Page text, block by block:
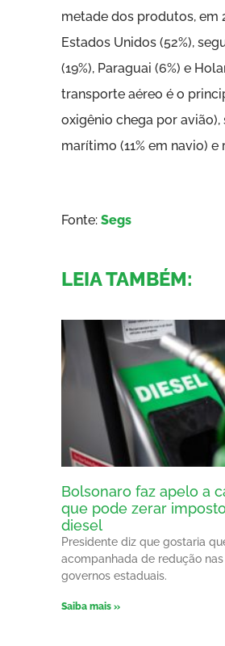
metade dos produtos, em
Estados Unidos (52%),
(19%), Paraguai (6%) e
transporte aéreo é o
oxigênio chega por
marítimo (11% em navio) e
Fonte: Segs
LEIA TAMBÉM:
Bolsonaro faz apelo a
que pode zerar
diesel
Presidente diz que gostaria
acompanhada de redução
governos estaduais.
Saiba mais »